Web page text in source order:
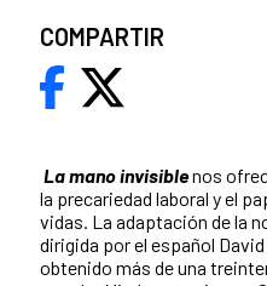
La mano invisiblenos
la precariedad laboral y el
vidas. La adaptación de la
dirigida por el español
obtenido más de una
COMPARTIR